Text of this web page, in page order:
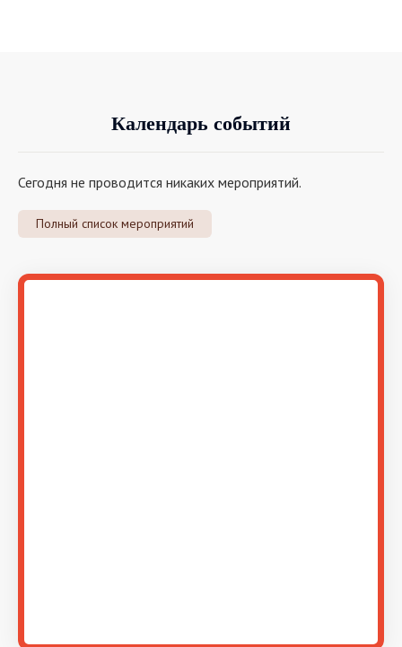
Календарь событий
Сегодня не проводится никаких мероприятий.
Полный список мероприятий